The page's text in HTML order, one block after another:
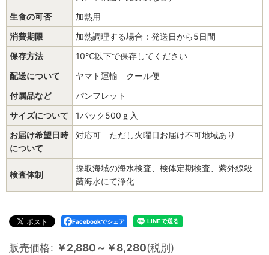
生食の可否
加熱用
消費期限
加熱調理する場合：発送日から5日間
保存方法
10℃以下で保存してください
配送について
ヤマト運輸 クール便
付属品など
パンフレット
サイズについて
1パック500ｇ入
お届け希望日時
について
対応可 ただし火曜日お届け不可地域あり
検査体制
採取海域の海水検査、検体定期検査、紫外線殺
菌海水にて浄化
Facebookでシェア
販売価格: ￥2,880～ ￥8,280(税別)